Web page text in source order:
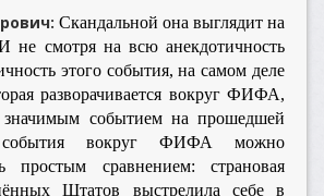
Скандальной она выглядит на
не смотря на всю анекдотичность
этого события, на самом деле
разворачивается вокруг ФИФА,
значимым событием на прошедшей
вокруг ФИФА можно
простым сравнением: страновая
Штатов выстрелила себе в